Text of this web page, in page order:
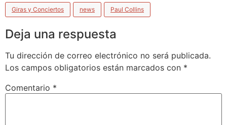
Giras y Conciertos news Paul Collins
Deja una respuesta
Tu dirección de correo electrónico no será publicada.
Los campos obligatorios están marcados con *
Comentario *